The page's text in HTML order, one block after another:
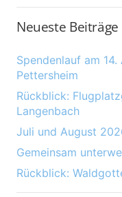
Neueste Beiträge
Spendenlauf am
Pettersheim
Rückblick:
Langenbach
Juli und August
Gemeinsam
Rückblick: